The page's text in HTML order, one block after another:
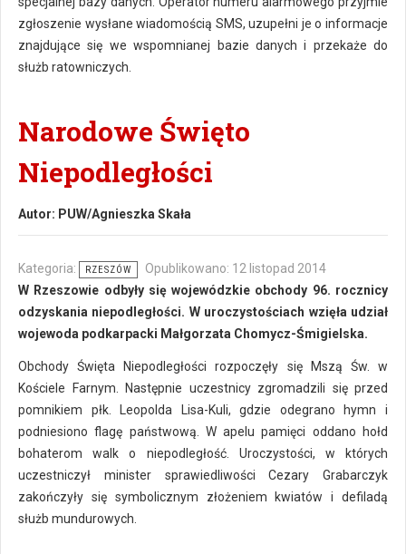
zgłoszenie wysłane wiadomością SMS, uzupełni je o informacje
znajdujące się we wspomnianej bazie danych i przekaże do
służb ratowniczych.
Narodowe Święto
Niepodległości
Autor: PUW/Agnieszka Skała
Kategoria: RZESZÓW
Opublikowano: 12 listopad 2014
W Rzeszowie odbyły się wojewódzkie obchody 96. rocznicy
odzyskania niepodległości. W uroczystościach wzięła udział
wojewoda podkarpacki Małgorzata Chomycz-Śmigielska.
Obchody Święta Niepodległości rozpoczęły się Mszą Św. w
Kościele Farnym. Następnie uczestnicy zgromadzili się przed
pomnikiem płk. Leopolda Lisa-Kuli, gdzie odegrano hymn i
podniesiono flagę państwową. W apelu pamięci oddano hołd
bohaterom walk o niepodległość. Uroczystości, w których
uczestniczył minister sprawiedliwości Cezary Grabarczyk
zakończyły się symbolicznym złożeniem kwiatów i defiladą
służb mundurowych.